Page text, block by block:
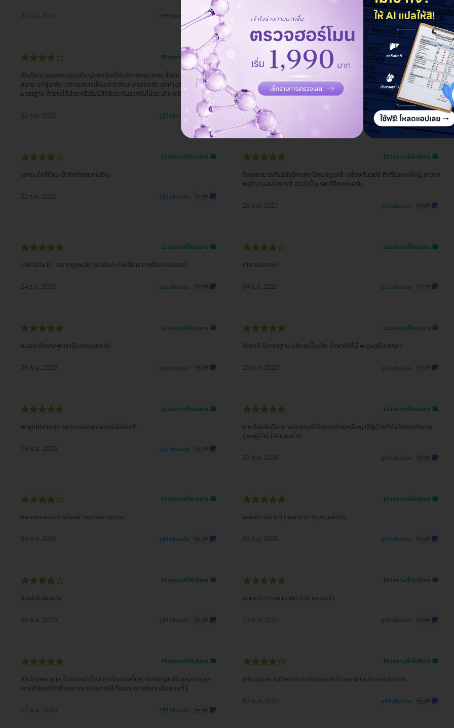
22 ธ.ค. 2022 ดูรีวิวต้นฉบับ 22 ธ.ค. 2022 ดูรีวิวต้นฉบับ
รีวิวสถานที่ให้บริการ 🏥
เป็นโรงบาลเอกชนขนาดใหญ่แห่งนึงที่ให้บริการครบวงจร ซึ่งมีความสะดวก
สบาย แก่ผู้มารับ บริการอย่างเป็นอย่างดีแนะนำเลยครับ แต่ค่าบริการก็จะสูงตาม
มาตรฐาน ถ้ารายได้น้อยหรือไม่มีสิทธิประกันรองรับไม่แระนำนะครับ
22 ธ.ค. 2022 ดูรีวิวต้นฉบับ
รีวิวสถานที่ให้บริการ 🏥
คนไม่พลุกพล่าน แต่รอหมอใช้เวลาพอสมควร สถานที่สวยงามสะดวกสบาย
22 ธ.ค. 2022 ดูรีวิวต้นฉบับ
รีวิวสถานที่ให้บริการ 🏥
เอกชนใกล้บ้าน เข้าถึงง่ายสบายเงิน
22 ธ.ค. 2022 ดูรีวิวต้นฉบับ
รีวิวสถานที่ให้บริการ 🏥
โรงพยาบาลทันสมัยอีกแห่ง มีหมอดูแลดี เครื่องทันสมัย ติดริมถนนใหญ่ สะดวก
พนักงานสนใจงานดี นับว่าเป็น รพ ดีอีกแห่งครับ
26 ม.ค. 2021 ดูรีวิวต้นฉบับ
รีวิวสถานที่ให้บริการ 🏥
บริการดีมาก. สะอาดถูกหลัก อนามัยค่ะ ใช่บริการ ทางโรงบาลบ่อยค่ะ
24 ธ.ค. 2020 ดูรีวิวต้นฉบับ
รีวิวสถานที่ให้บริการ 🏥
ราคาเหมาะสม
04 ธ.ค. 2020 ดูรีวิวต้นฉบับ
รีวิวสถานที่ให้บริการ 🏥
หมอน่ารักมากพูดจาดีมากๆเลยครับ
26 พ.ย. 2020 ดูรีวิวต้นฉบับ
รีวิวสถานที่ให้บริการ 🏥
รักษาดี มีมาตรฐาน บริการเป็นเลิศ รักษาตัวที่นี่ พ.ดูแลดีมากๆคะ
20 พ.ย. 2020 ดูรีวิวต้นฉบับ
รีวิวสถานที่ให้บริการ 🏥
พาลูกไปหาหมอ พยาบาลและหมอเอาใจใส่เด็กดี
13 พ.ย. 2020 ดูรีวิวต้นฉบับ
รีวิวสถานที่ให้บริการ 🏥
การต้อนรับดีมาก พนักงานดีให้ความช่วยเหลือญาติผู้ป่วยที่กำลังงงๆกับการ
ดูแลผู้ป่วย มีคำแนะนำดี
27 ต.ค. 2020 ดูรีวิวต้นฉบับ
รีวิวสถานที่ให้บริการ 🏥
หลากหลายบริการด้านความสวยความงาม
04 ส.ค. 2020 ดูรีวิวต้นฉบับ
รีวิวสถานที่ให้บริการ 🏥
ชอบค่ะ บริการดี ดูแลดีมาก คุณหมอก็เก่ง
03 มิ.ย. 2020 ดูรีวิวต้นฉบับ
รีวิวสถานที่ให้บริการ 🏥
ไปแล้วไม่ผิดหวัง
26 พ.ค. 2020 ดูรีวิวต้นฉบับ
รีวิวสถานที่ให้บริการ 🏥
ชอบครับ บรรยากาศดี บริการรวดเร็ว
13 พ.ค. 2020 ดูรีวิวต้นฉบับ
รีวิวสถานที่ให้บริการ 🏥
เป็นโรงพยาบาล ที่บริการดีเยี่ยม กว่าโรงบาลอื่นๆ เข้าไปก็รู้สึกได้ และการดูแล
เอาใจใส่คนไข้ดีเป็นอย่างมาก อยากให้ โรงพยาบาลอื่นๆ เป็นแบบที่นี่
12 พ.ค. 2020 ดูรีวิวต้นฉบับ
รีวิวสถานที่ให้บริการ 🏥
ปรับปรุงสถานที่ใหม่ดีกว่าเดิมเยอะ แต่ที่จอดรถบนตึกแคบขับยาก
07 พ.ค. 2020 ดูรีวิวต้นฉบับ